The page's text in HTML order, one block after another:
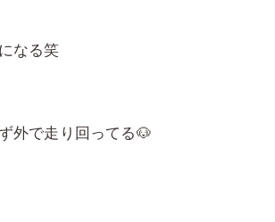
なる笑
外で走り回ってる🐶